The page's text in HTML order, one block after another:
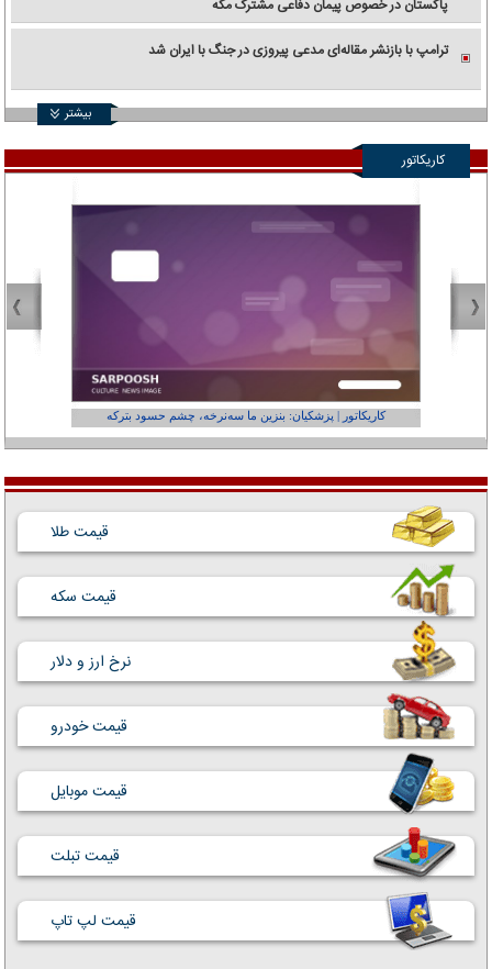
پاکستان در خصوص پیمان دفاعی مشترک مکه
ترامپ با بازنشر مقاله‌ای مدعی پیروزی در جنگ با ایران شد
بیشتر
کاریکاتور
کاریکاتور | پزشکیان: بنزین ما سه‌نرخه، چشم حسود بترکه
قیمت طلا
قیمت سکه
نرخ ارز و دلار
قیمت خودرو
قیمت موبایل
قیمت تبلت
قیمت لپ تاپ